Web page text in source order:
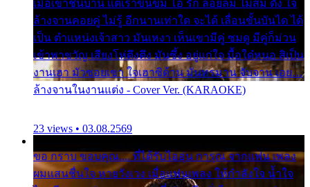
เมื่อเขาชื่นบาน แต่เราขื่นขม โอ้ รัก ลอยลม ไม่สม ดัง ใจ
ล้างจานคอยคู่ ไม่รู้ อีกนานเท่าใด จะได้ เลื่อนขั้นบันได ได้
เป็น ตำแหน่งเจ้าสาว มันเหงา เห็นเขามีคู่ ซมดู มีคู่ก็ม่วน
เข้าพาขวัญ เสียงโห่ตึงตึง มันซึ้ง อยู่แก่ใจ มื้อใด๋หนอ สิเป็น
งานเฮา มัวซอยเขา ใจเฮาซิด้าน มันทรมาน จับจาน เอย…
ล้างจานในงานแต่ง - Cover Ver. (KARAOKE)
23 views • 03.08.2569
ขอ กราบ ขอบคุณ.... ที่ได้รับไออุ่น การุณ จากแฟน เพลง
ผมแสนชื่นใจ หายวังเวง เมื่อแฟนเพลง ให้กำลังใจ น้ำใจ